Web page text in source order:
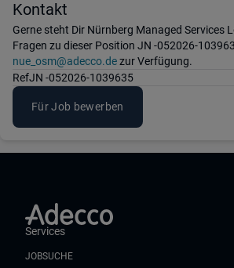
Kontakt
Gerne steht Dir Nürnberg Managed Services
Fragen zu dieser Position JN -052026-
nue_osm@adecco.dezur Verfügung.
RefJN -052026-1039635
Für Job bewerben
Services
JOBSUCHE